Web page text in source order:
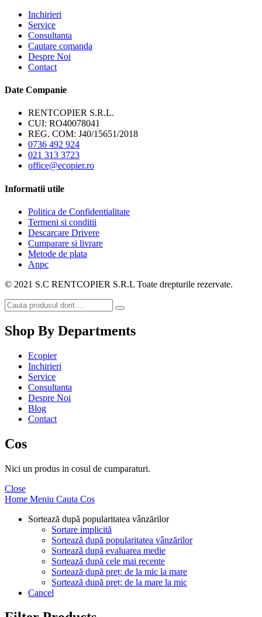
Inchirieri
Service
Consultanta
Cautare comanda
Despre Noi
Contact
Date Companie
RENTCOPIER S.R.L.
CUI: RO40078041
REG. COM: J40/15651/2018
0736 492 924
021 313 3723
office@ecopier.ro
Informatii utile
Politica de Confidentialitate
Termeni si conditii
Descarcare Drivere
Cumparare si livrare
Metode de plata
Anpc
© 2021 S.C RENTCOPIER S.R.L Toate drepturile rezervate.
Shop By Departments
Ecopier
Inchirieri
Service
Consultanta
Despre Noi
Blog
Contact
Cos
Nici un produs in cosul de cumparaturi.
Close
Home Meniu Cauta Cos
Sortează după popularitatea vânzărilor
Sortare implicită
Sortează după popularitatea vânzărilor
Sortează după evaluarea medie
Sortează după cele mai recente
Sortează după preț: de la mic la mare
Sortează după preț: de la mare la mic
Cancel